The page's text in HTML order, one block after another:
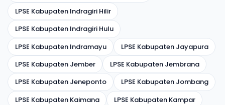
LPSE Kabupaten Indragiri Hilir
LPSE Kabupaten Indragiri Hulu
LPSE Kabupaten Indramayu
LPSE Kabupaten Jayapura
LPSE Kabupaten Jember
LPSE Kabupaten Jembrana
LPSE Kabupaten Jeneponto
LPSE Kabupaten Jombang
LPSE Kabupaten Kaimana
LPSE Kabupaten Kampar